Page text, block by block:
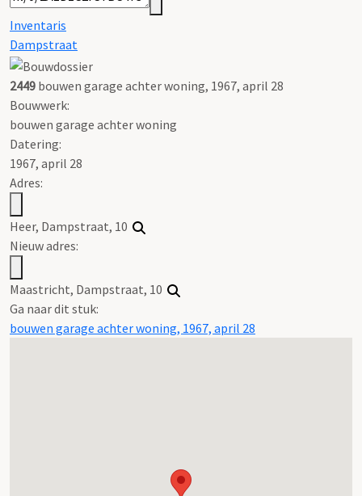
Inventaris
Dampstraat
2449 bouwen garage achter woning, 1967, april 28
Bouwwerk:
bouwen garage achter woning
Datering:
1967, april 28
Adres:
Heer, Dampstraat, 10
Nieuw adres:
Maastricht, Dampstraat, 10
Ga naar dit stuk:
bouwen garage achter woning, 1967, april 28